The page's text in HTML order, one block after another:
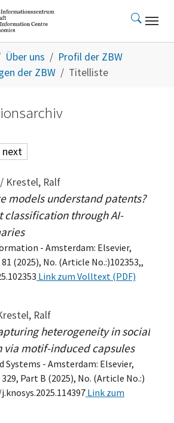
Über uns
Profil der ZBW
der ZBW
Titelliste
next
Krestel, Ralf
models understand patents?
classification through AI-
- Amsterdam: Elsevier,
81 (2025), No. (Article No.:)102353,,
Link zum Volltext (PDF)
Ralf
heterogeneity in social
motif-induced capsules
Systems - Amsterdam: Elsevier,
329, Part B (2025), No. (Article No.:)
Link zum